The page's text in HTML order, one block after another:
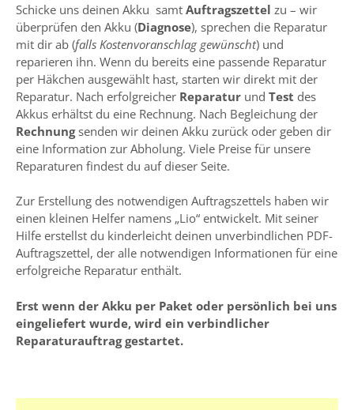
Schicke uns deinen Akku samt Auftragszettel zu – wir
überprüfen den Akku (Diagnose), sprechen die Reparatur
mit dir ab (falls Kostenvoranschlag gewünscht) und
reparieren ihn. Wenn du bereits eine passende Reparatur
per Häkchen ausgewählt hast, starten wir direkt mit der
Reparatur. Nach erfolgreicher Reparatur und Test des
Akkus erhältst du eine Rechnung. Nach Begleichung der
Rechnungsenden wir deinen Akku zurück oder geben dir
eine Information zur Abholung. Viele Preise für unsere
Reparaturen findest du auf dieser Seite.
Zur Erstellung des notwendigen Auftragszettels haben wir
einen kleinen Helfer namens „Lio“ entwickelt. Mit seiner
Hilfe erstellst du kinderleicht deinen unverbindlichen PDF-
Auftragszettel, der alle notwendigen Informationen für eine
erfolgreiche Reparatur enthält.
Erst wenn der Akku per Paket oder persönlich bei uns
eingeliefert wurde, wird ein verbindlicher
Reparaturauftrag gestartet.